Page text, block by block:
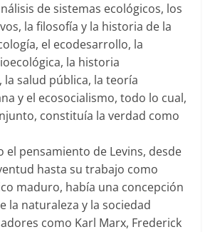
de sistemas ecológicos, los
la filosofía y la historia de la
el ecodesarrollo, la
la historia
salud pública, la teoría
y el ecosocialismo, todo lo cual,
constituía la verdad como
el pensamiento de Levins, desde
hasta su trabajo como
maduro, había una concepción
la naturaleza y la sociedad
como Karl Marx, Frederick